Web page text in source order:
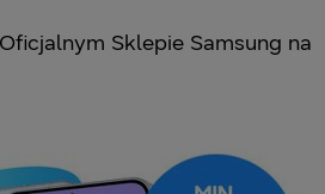
Sklepie Samsung na